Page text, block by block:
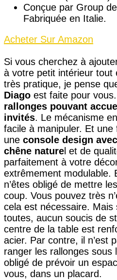
Conçue par Group
Fabriquée en Italie.
Acheter Sur Amazon
Si vous cherchez à
à votre petit intérieur tout
très pratique, je pense
Diago est faite pour
rallonges pouvant
invités. Le mécanisme
facile à manipuler. Et
une console design
chêne nature l et de
parfaitement à votre
extrêmement modulable.
n’êtes obligé de mettre
coup. Vous pouvez très
cela est nécessaire. Mais
toutes, aucun soucis de
centre de la table est
acier. Par contre, il n’est
ranger les rallonges sous
obligé de prévoir un
vous, dans un placard.